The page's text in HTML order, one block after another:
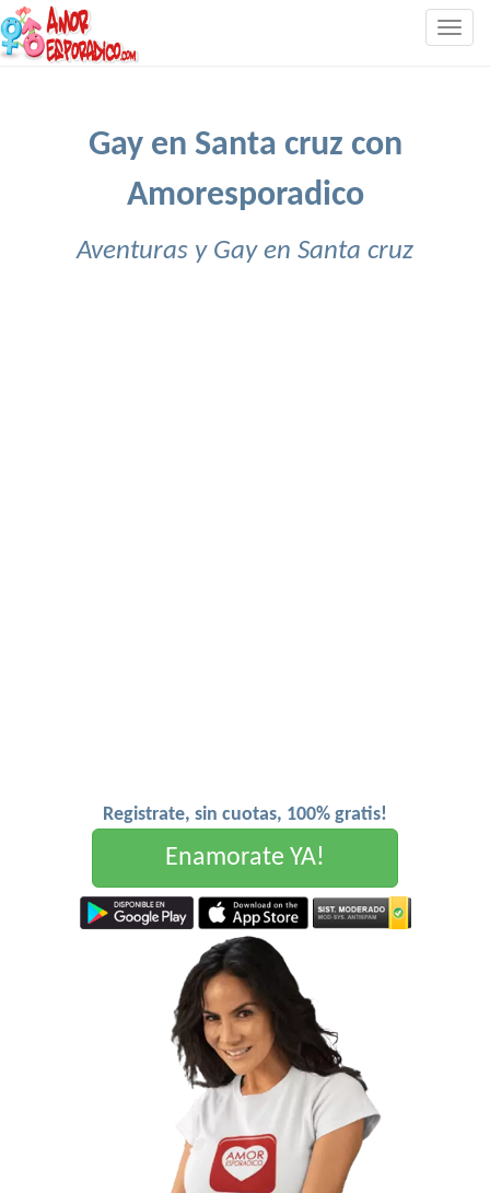
Gay en Santa cruz con
Amoresporadico
Aventuras y Gay en Santa cruz
Registrate, sin cuotas, 100% gratis!
Enamorate YA!